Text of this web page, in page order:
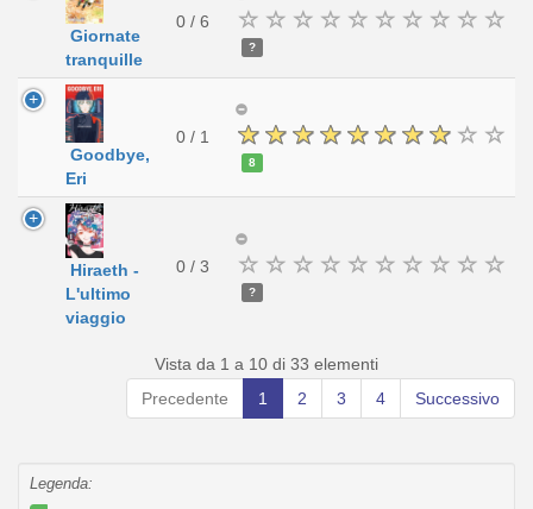
Giornate
tranquille
0 / 6
?
Goodbye,
Eri
0 / 1
8
Hiraeth -
L'ultimo
viaggio
0 / 3
?
Vista da 1 a 10 di 33 elementi
Precedente
1 2 3 4 Successivo
Legenda: